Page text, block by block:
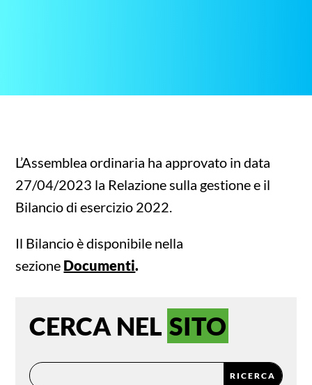
L’Assemblea ordinaria ha approvato in data
27/04/2023 la Relazione sulla gestione e il
Bilancio di esercizio 2022.
Il Bilancio è disponibile nella
sezione Documenti.
CERCA NEL SITO